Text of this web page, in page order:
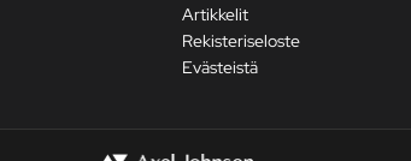
Artikkelit
Rekisteriseloste
Evästeistä